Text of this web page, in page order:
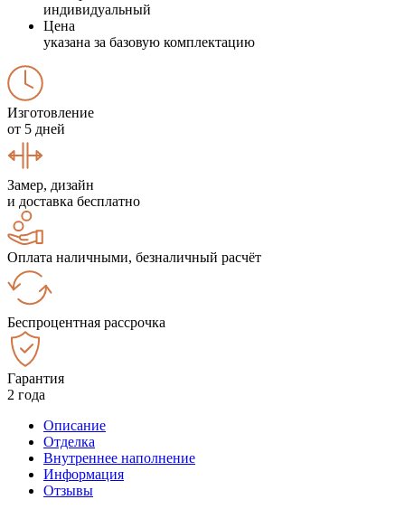
индивидуальный
Цена
указана за базовую комплектацию
Изготовление
от 5 дней
Замер, дизайн
и доставка бесплатно
Оплата наличными, безналичный расчёт
Беспроцентная рассрочка
Гарантия
2 года
Описание
Отделка
Внутреннее наполнение
Информация
Отзывы